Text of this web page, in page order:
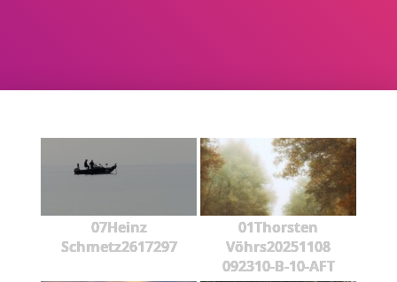
07Heinz
Schmetz2617297
01Thorsten
Vöhrs20251108
092310-B-10-AFT